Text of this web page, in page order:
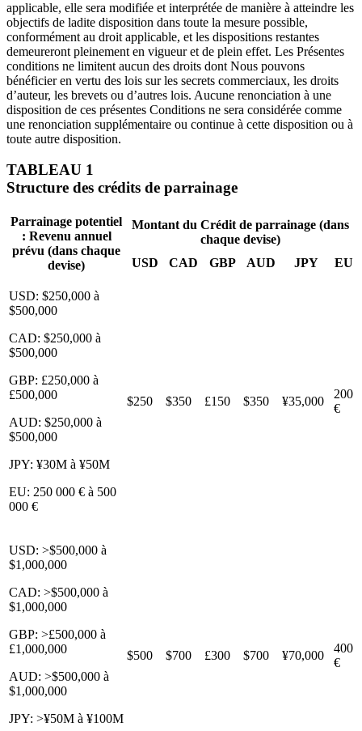
applicable, elle sera modifiée et interprétée de manière à atteindre les
objectifs de ladite disposition dans toute la mesure possible,
conformément au droit applicable, et les dispositions restantes
demeureront pleinement en vigueur et de plein effet. Les Présentes
conditions ne limitent aucun des droits dont Nous pouvons
bénéficier en vertu des lois sur les secrets commerciaux, les droits
d’auteur, les brevets ou d’autres lois. Aucune renonciation à une
disposition de ces présentes Conditions ne sera considérée comme
une renonciation supplémentaire ou continue à cette disposition ou à
toute autre disposition.
TABLEAU 1
Structure des crédits de parrainage
Parrainage potentiel
: Revenu annuel
prévu (dans chaque
devise)
Montant du Crédit de parrainage (dans
chaque devise)
USD
CAD GBP AUD JPY EU
USD: $250,000 à
$500,000
CAD: $250,000 à
$500,000
GBP: £250,000 à
£500,000
AUD: $250,000 à
$500,000
JPY: ¥30M à ¥50M
EU: 250 000 € à 500
000 €
$250 $350 £150 $350 ¥35,000
200
€
USD: >$500,000 à
$1,000,000
CAD: >$500,000 à
$1,000,000
GBP: >£500,000 à
£1,000,000
AUD: >$500,000 à
$1,000,000
JPY: >¥50M à ¥100M
$500 $700 £300 $700 ¥70,000
400
€